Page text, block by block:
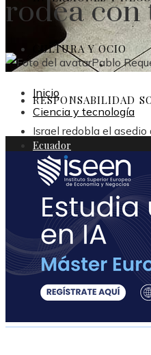
CULTURA Y OCIO
RESPONSABILIDAD
Ecuador
Ciencia y tecnología
Inversiones y negocios
Cultura y ocio
Responsabilidad social
rodea con
Pablo
Inicio
Ciencia y tecnología
Israel redobla el